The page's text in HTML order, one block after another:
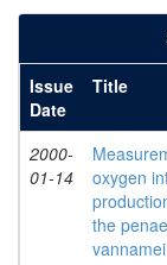
Issue
Date
Title
2000-
01-14
oxygen
the
vannamei